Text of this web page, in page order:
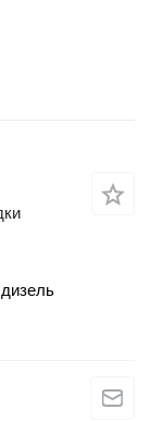
дизель